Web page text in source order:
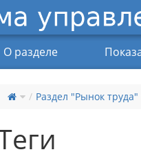
О разделе
Раздел "Рынок труда"